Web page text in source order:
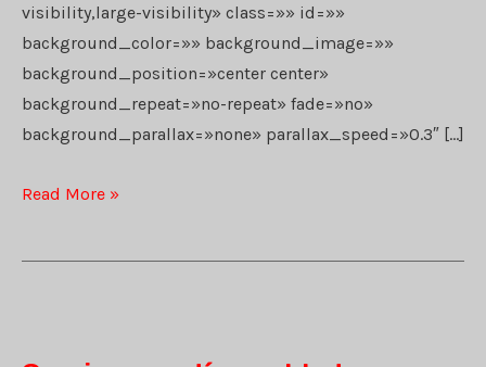
visibility,large-visibility» class=»» id=»»
background_color=»» background_image=»»
background_position=»center center»
background_repeat=»no-repeat» fade=»no»
background_parallax=»none» parallax_speed=»0.3″ […]
A
Read More »